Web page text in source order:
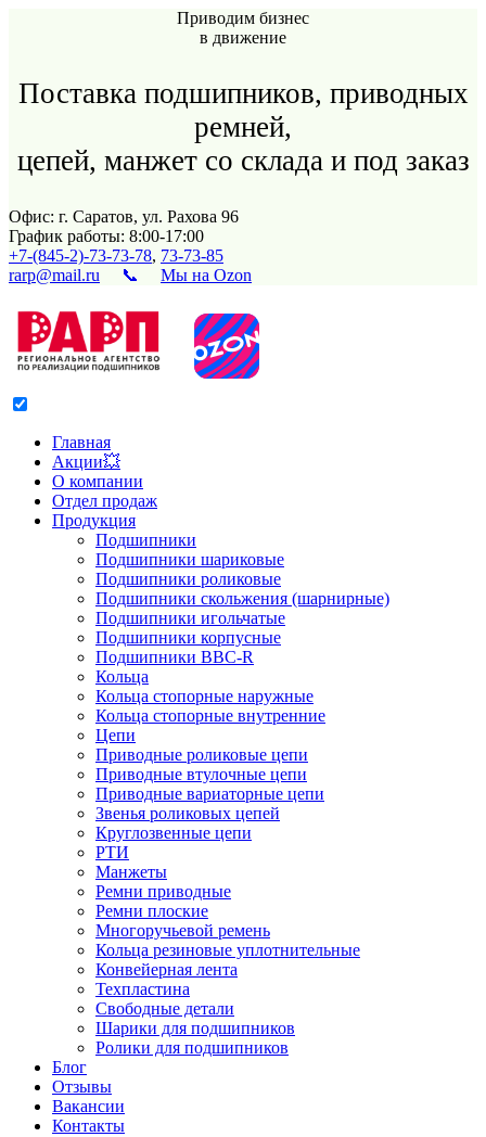
Приводим бизнес
в движение
Поставка подшипников, приводных
ремней,
цепей, манжет со склада и под заказ
Офис: г. Саратов, ул. Рахова 96
График работы: 8:00-17:00
+7-(845-2)-73-73-78, 73-73-85
rarp@mail.ru
📞 Мы на Ozon
Главная
Акции💥
О компании
Отдел продаж
Продукция
Подшипники
Подшипники шариковые
Подшипники роликовые
Подшипники скольжения (шарнирные)
Подшипники игольчатые
Подшипники корпусные
Подшипники BBC-R
Кольца
Кольца стопорные наружные
Кольца стопорные внутренние
Цепи
Приводные роликовые цепи
Приводные втулочные цепи
Приводные вариаторные цепи
Звенья роликовых цепей
Круглозвенные цепи
РТИ
Манжеты
Ремни приводные
Ремни плоские
Многоручьевой ремень
Кольца резиновые уплотнительные
Конвейерная лента
Техпластина
Свободные детали
Шарики для подшипников
Ролики для подшипников
Блог
Отзывы
Вакансии
Контакты